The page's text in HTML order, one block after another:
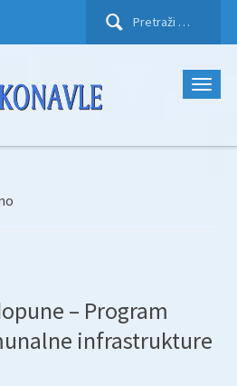
Pretraži:
– Program
infrastrukture